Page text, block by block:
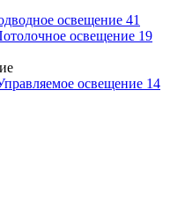
освещение 41
освещение 19
освещение 14